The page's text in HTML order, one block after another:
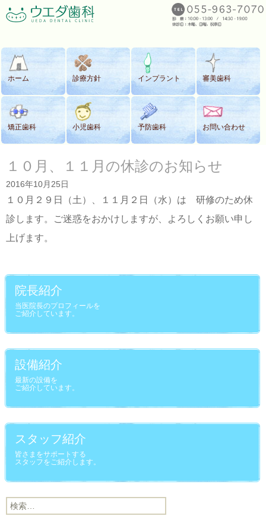
ホーム 診療方針 インプラント 審美歯科
矯正歯科 小児歯科 予防歯科 お問い合わせ
１０月、１１月の休診のお知らせ
2016年10月25日
１０月２９日（土）、１１月２日（水）は 研修のため休
診します。ご迷惑をおかけしますが、よろしくお願い申し
上げます。
院長紹介
当医院長のプロフィールを
ご紹介しています。
設備紹介
最新の設備を
ご紹介しています。
スタッフ紹介
皆さまをサポートする
スタッフをご紹介します。
検索: